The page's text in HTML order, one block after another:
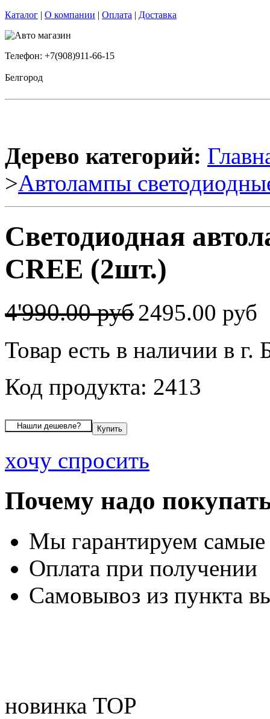
Каталог | О компании | Оплата | Доставка
Телефон: +7(908)911-66-15
Белгород
Дерево категорий:
>Автолампы
Светодиодная
CREE (2шт.)
4'990.00 руб2495.00 руб
Товар есть в наличии в г.
Код продукта: 2413
хочу спросить
Почему надо
Мы гарантируем
Оплата при получении
Самовывоз из пункта
новинка TOP